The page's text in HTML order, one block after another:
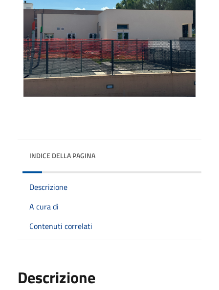
INDICE DELLA PAGINA
Descrizione
A cura di
Contenuti correlati
Descrizione